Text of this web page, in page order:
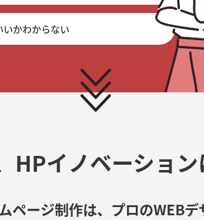
かわからない
HPイノベーション
ページ制作は、 プロのWEB